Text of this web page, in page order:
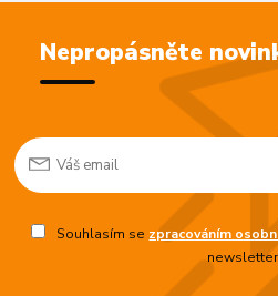
Nepropásněte
Souhlasím se zpracováním